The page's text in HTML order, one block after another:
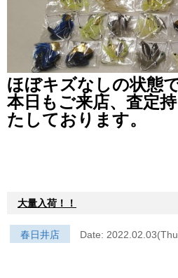
ほぼキズなしの状態で
本日もご来店、査定
たしております。
大量入荷！！
春日井店 Date: